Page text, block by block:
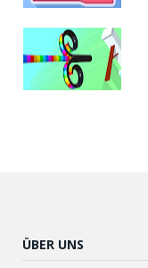
ÜBER UNS